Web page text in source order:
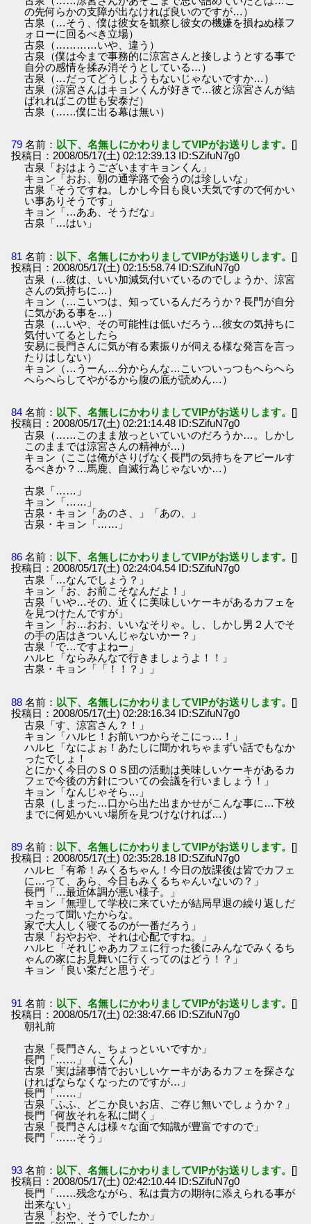
の先何らかの支障が出なければ良いのですが…）
古泉（…そう、僕は彼女を観察し彼女の機嫌を損ねぬ様フ
ォローに回るべき立場）
古泉（…………いや、違う）
古泉（僕は今まで事務的に涼宮さんと接しようとする事で
自分の感情を揉み消そうとしている…）
古泉（…だってどうしようもないじゃないですか…）
古泉（涼宮さんはキョンくんが好きで…彼と涼宮さんが結
ばれればこの世も安泰だ）
古泉（……僕に出る幕は無い）
79 名前： 以下、名無しにかわりましてVIPがお送りします。 []
投稿日：2008/05/17(土) 02:12:39.13 ID:SZifuN7g0
古泉「おはようございますキョンくん」
キョン「おお、朝の通学路で会うのは珍しいな」
古泉「そうですね。しかし今日も良い天気ですので何かい
い事ありそうです」
キョン「…ああ、そうだな」
古泉「…はい」
81 名前： 以下、名無しにかわりましてVIPがお送りします。 []
投稿日：2008/05/17(土) 02:15:58.74 ID:SZifuN7g0
古泉（…彼は、いい加減気付いているのでしょうか、涼宮
さんの気持ちに…）
キョン（…こいつは、知っているんだろうか？長門が自分
に気がある事を…）
古泉（…いや、その可能性は低いだろう…彼女の気持ちに
気付いてるとしたら
安易に長門さんに気が有る素振りが伺える様な発言を言っ
たりはしない）
キョン（…うーん…分からんな…こいついっつもへらへら
へらへらしてやがるから腹の底が読めん…）
84 名前： 以下、名無しにかわりましてVIPがお送りします。 []
投稿日：2008/05/17(土) 02:21:14.48 ID:SZifuN7g0
古泉（……このまま放っといていいのだろうか…。しかし
このままでは涼宮さんの精神が…）
キョン（ここは俺がさりげなく長門の気持ちをアピールす
るべきか？…馬鹿、自滅行為じゃないか…）
古泉「……」
キョン「……」
古泉・キョン「あのさ、」「あの、」
古泉・キョン「……」
86 名前： 以下、名無しにかわりましてVIPがお送りします。 []
投稿日：2008/05/17(土) 02:24:04.54 ID:SZifuN7g0
古泉「…なんでしょう？」
キョン「お、お前こそなんだよ！」
古泉「いや…その、近くに美味しいケーキがあるカフェを
を見つけたんですが」
キョン「お…おお、いいなそりゃ。し、しかし男２人でそ
の手の店はきついんじゃないかー？」
古泉「で…ですよねー」
ハルヒ「ならみんなで行きましょうよ！！」
古泉・キョン「「！！？」」
88 名前： 以下、名無しにかわりましてVIPがお送りします。 []
投稿日：2008/05/17(土) 02:28:16.34 ID:SZifuN7g0
古泉「す、涼宮さん？！」
キョン「ハルヒ！お前いつからそこにっ…！」
ハルヒ「なによぉ！あたしに聞かれちゃまずい話でもなか
ったでしょ！
とにかく今日のＳＯＳ団の活動は美味しいケーキがあるカ
フェで今後の方針についての会議を行いましょう！」
キョン「なんじゃそら…」
古泉（しまった…口から出た出まかせがこんな事に…下校
までに何処かいい場所を見つけなければ…）
89 名前： 以下、名無しにかわりましてVIPがお送りします。 []
投稿日：2008/05/17(土) 02:35:28.18 ID:SZifuN7g0
ハルヒ「有希！みくるちゃん！今日の放課後は皆でカフェ
に…って、あら、今日もみくるちゃんいないの？」
長門「…最近体調が悪い様子。」
キョン「無理して学校に来ていたが結局早退の繰り返しだ
ったって聞いたからな。
家で大人しく寝てるのが一番だろう」
古泉「おやおや、それは心配ですね。」
ハルヒ「それじゃあカフェに行った後にみんなでみくるち
ゃんの家にお見舞いに行くってのはどう！？」
キョン「良い案だと思うぞ」
91 名前： 以下、名無しにかわりましてVIPがお送りします。 []
投稿日：2008/05/17(土) 02:38:47.66 ID:SZifuN7g0
朝礼前
古泉「長門さん、ちょっといいですか」
長門「……」（こくん）
古泉「実は諸事情でおいしいケーキがあるカフェを探さな
ければならなくなったのですが…」
長門「……」
古泉「ふふ、どこか良いお店、ご存じ無いでしょうか？」
長門「何故それを私に聞く」
古泉「長門さんは様々な面で知識が豊富ですので」
長門「……そう」
93 名前： 以下、名無しにかわりましてVIPがお送りします。 []
投稿日：2008/05/17(土) 02:42:10.44 ID:SZifuN7g0
長門「……残念ながら、私は貴方の期待に添えられる事が
出来ない」
古泉「おや、そうでしたか」